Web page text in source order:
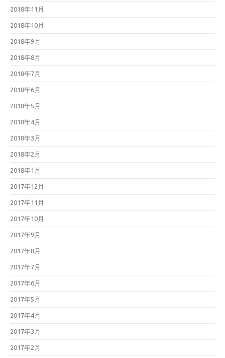
2018年11月
2018年10月
2018年9月
2018年8月
2018年7月
2018年6月
2018年5月
2018年4月
2018年3月
2018年2月
2018年1月
2017年12月
2017年11月
2017年10月
2017年9月
2017年8月
2017年7月
2017年6月
2017年5月
2017年4月
2017年3月
2017年2月